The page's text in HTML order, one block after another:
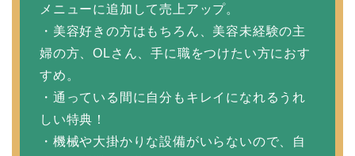
メニューに追加して売上アップ。
・美容好きの方はもちろん、美容未経験の主
婦の方、OLさん、手に職をつけたい方におす
すめ。
・通っている間に自分もキレイになれるうれ
しい特典！
・機械や大掛かりな設備がいらないので、自